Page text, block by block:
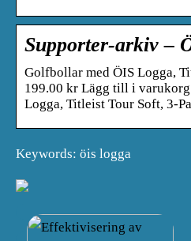
Supporter-arkiv –
Golfbollar med ÖIS Logga,
199.00 kr Lägg till i
Logga, Titleist Tour Soft, 3-
Keywords: öis logga